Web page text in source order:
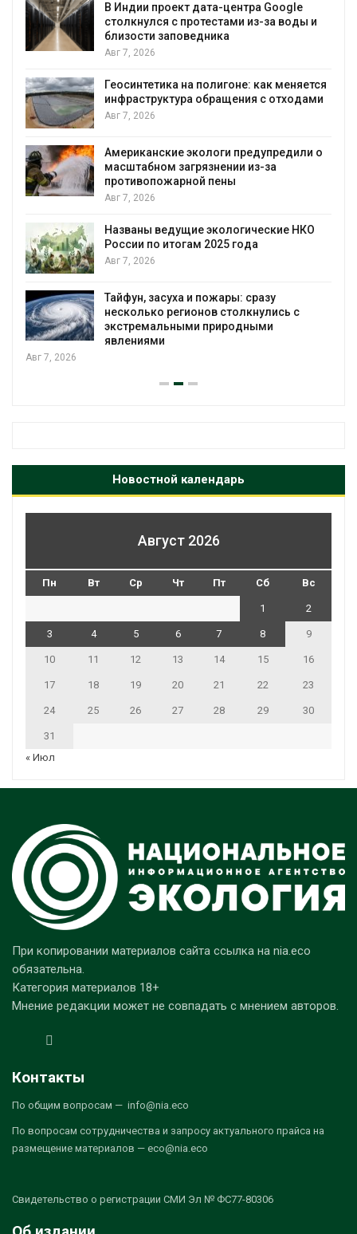
В Индии проект дата-центра Google
столкнулся с протестами из-за воды и
близости заповедника
Авг 7, 2026
Геосинтетика на полигоне: как меняется
инфраструктура обращения с отходами
Авг 7, 2026
Американские экологи предупредили о
масштабном загрязнении из-за
противопожарной пены
Авг 7, 2026
Названы ведущие экологические НКО
России по итогам 2025 года
Авг 7, 2026
Тайфун, засуха и пожары: сразу
несколько регионов столкнулись с
экстремальными природными
явлениями
Авг 7, 2026
Новостной календарь
Август 2026
Пн Вт Ср Чт Пт Сб Вс
1 2
3 4 5 6 7 8 9
10 11 12 13 14 15 16
17 18 19 20 21 22 23
24 25 26 27 28 29 30
31
« Июл
При копировании материалов сайта ссылка на nia.eco
обязательна.
Категория материалов 18+
Мнение редакции может не совпадать с мнением авторов.
Контакты
По общим вопросам — info@nia.eco
По вопросам сотрудничества и запросу актуального прайса на
размещение материалов — eco@nia.eco
Свидетельство о регистрации СМИ Эл № ФС77-80306